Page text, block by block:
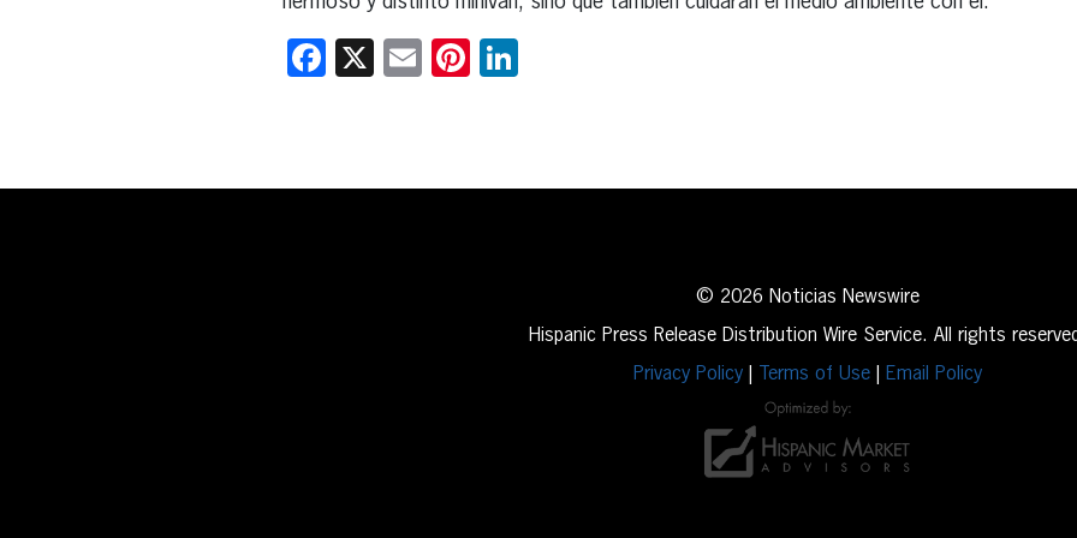
Facebook
X EmailPinterest
© 2026 Noticias Newswire
Hispanic Press Release Distribution Wire Service. All rights
Privacy Policy
Terms of Use Email Policy